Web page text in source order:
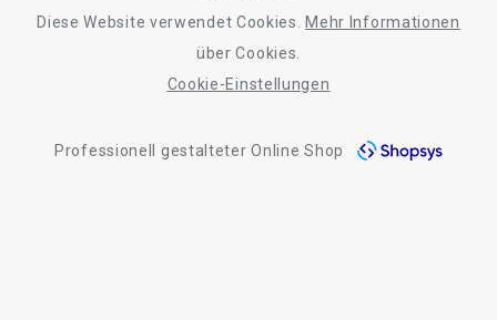
Barrierefreiheit
Diese Website verwendet Cookies.
Mehr Informationen
über Cookies.
Cookie-Einstellungen
Professionell gestalteter Online Shop